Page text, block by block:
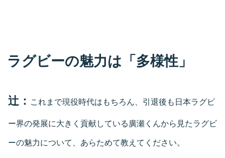
ラグビーの魅力は「多様性」
辻： これまで現役時代はもちろん、引退後も日本ラグビ
ー界の発展に大きく貢献している廣瀬くんから見たラグビ
ーの魅力について、あらためて教えてください。